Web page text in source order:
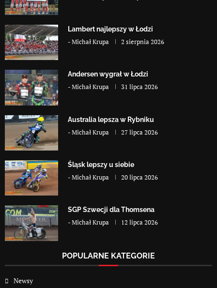
Lambert najlepszy w Łodzi
-Michał Krupa 2 sierpnia 2026
Andersen wygrał w Łodzi
-Michał Krupa 31 lipca 2026
Australia lepsza w Rybniku
-Michał Krupa 27 lipca 2026
Śląsk lepszy u siebie
-Michał Krupa 20 lipca 2026
SGP Szwecji dla Thomsena
-Michał Krupa 12 lipca 2026
POPULARNE KATEGORIE
Newsy